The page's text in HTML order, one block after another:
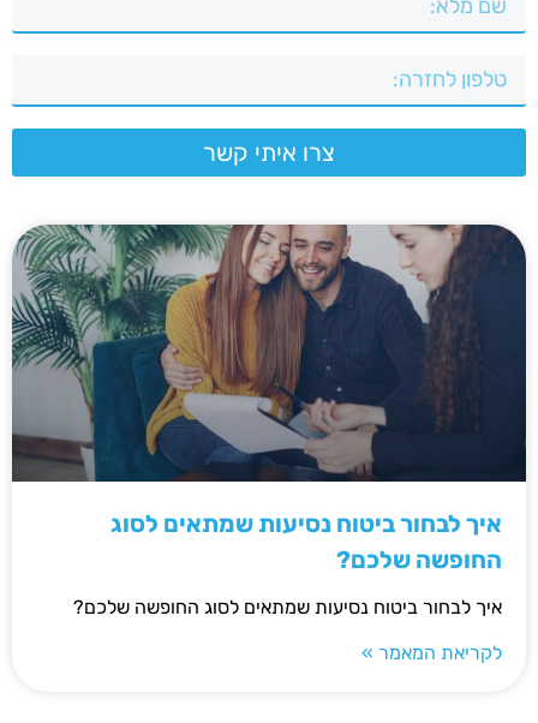
צרו איתי קשר
איך לבחור ביטוח נסיעות שמתאים לסוג
החופשה שלכם?
איך לבחור ביטוח נסיעות שמתאים לסוג החופשה שלכם?
לקריאת המאמר »